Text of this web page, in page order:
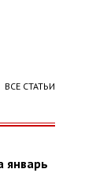
ВСЕ СТАТЬИ
январь